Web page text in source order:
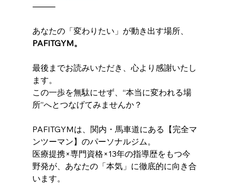
⸻
あなたの「変わりたい」が動き出す場所、
PAFITGYM。
最後までお読みいただき、心より感謝いたし
ます。
この一歩を無駄にせず、“本当に変われる場
所”へとつなげてみませんか？
PAFITGYMは、関内・馬車道にある【完全マ
ンツーマン】のパーソナルジム。
医療提携×専門資格×13年の指導歴をもつ今
野発が、あなたの「本気」に徹底的に向き合
います。